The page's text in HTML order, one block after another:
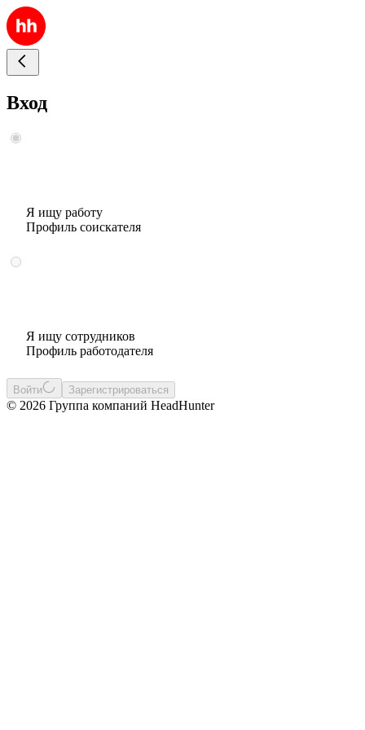
Вход
Я ищу работу
Профиль соискателя
Я ищу сотрудников
Профиль работодателя
Войти Зарегистрироваться
© 2026 Группа компаний HeadHunter